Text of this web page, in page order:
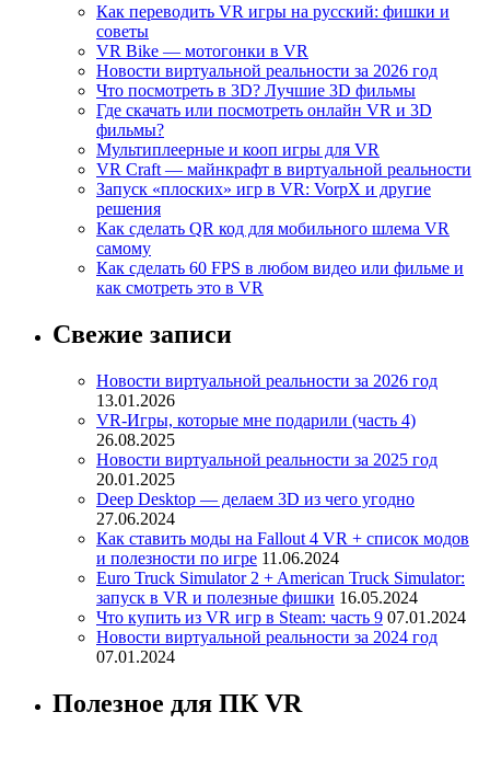
Как переводить VR игры на русский: фишки и
советы
VR Bike — мотогонки в VR
Новости виртуальной реальности за 2026 год
Что посмотреть в 3D? Лучшие 3D фильмы
Где скачать или посмотреть онлайн VR и 3D
фильмы?
Мультиплеерные и кооп игры для VR
VR Craft — майнкрафт в виртуальной реальности
Запуск «плоских» игр в VR: VorpX и другие
решения
Как сделать QR код для мобильного шлема VR
самому
Как сделать 60 FPS в любом видео или фильме и
как смотреть это в VR
Свежие записи
Новости виртуальной реальности за 2026 год
13.01.2026
VR-Игры, которые мне подарили (часть 4)
26.08.2025
Новости виртуальной реальности за 2025 год
20.01.2025
Deep Desktop — делаем 3D из чего угодно
27.06.2024
Как ставить моды на Fallout 4 VR + список модов
и полезности по игре 11.06.2024
Euro Truck Simulator 2 + American Truck Simulator:
запуск в VR и полезные фишки 16.05.2024
Что купить из VR игр в Steam: часть 9 07.01.2024
Новости виртуальной реальности за 2024 год
07.01.2024
Полезное для ПК VR